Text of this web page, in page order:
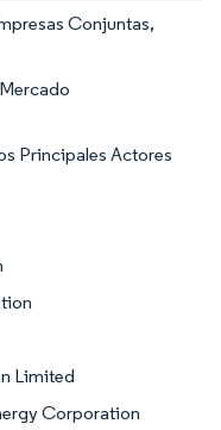
Conjuntas,
Principales Actores
Limited
Corporation